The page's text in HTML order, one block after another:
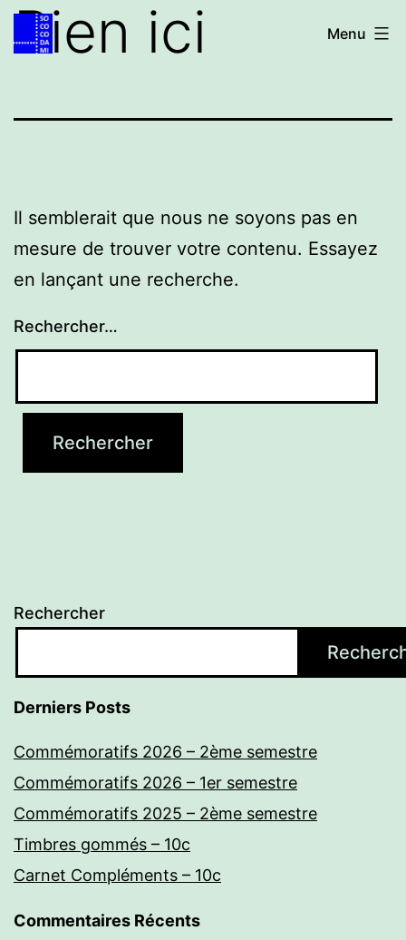
Aller
au
Accueil
Menu
Rien ici
Il semblerait que nous ne soyons pas en
mesure de trouver votre contenu. Essayez
en lançant une recherche.
Rechercher…
Rechercher
Derniers Posts
Commémoratifs 2026 – 2ème semestre
Commémoratifs 2026 – 1er semestre
Commémoratifs 2025 – 2ème semestre
Timbres gommés – 10c
Carnet Compléments – 10c
Commentaires Récents